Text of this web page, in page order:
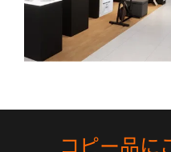
コピー品に